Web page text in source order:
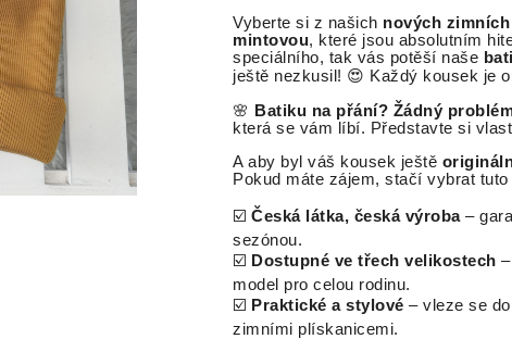
Vyberte si z našich nových
mintovou, které jsou absolutním
speciálního, tak vás potěší naše
ještě nezkusil! 😍 Každý kousek je
🌸
Batiku na přání? Žádný
která se vám líbí. Představte si
A aby byl váš kousek ještě
Pokud máte zájem, stačí vybrat
☑️ Česká látka, česká výroba–
sezónou.
☑️ Dostupné ve třech velikostech
model pro celou rodinu.
☑️ Praktické a stylové – vleze se
zimními plískanicemi.